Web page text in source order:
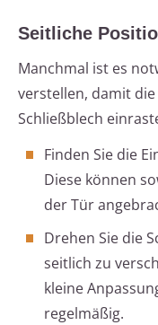
Seitliche
Manchmal ist es
verstellen, damit
Schließblech
Finden Sie die
Diese können
der Tür
Drehen Sie die
seitlich zu
kleine
regelmäßig.